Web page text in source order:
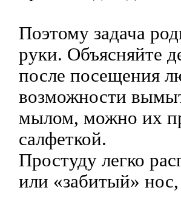
Поэтому задача
руки. Объясняйте
после посещения
возможности
мылом, можно их
салфеткой.
Простуду легко
или «забитый»